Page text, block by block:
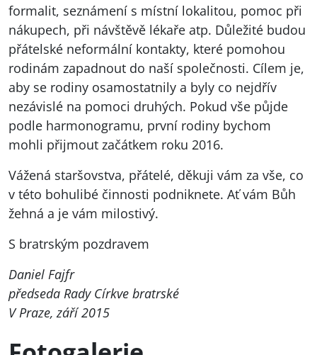
formalit, seznámení s místní lokalitou, pomoc při
nákupech, při návštěvě lékaře atp. Důležité budou
přátelské neformální kontakty, které pomohou
rodinám zapadnout do naší společnosti. Cílem je,
aby se rodiny osamostatnily a byly co nejdřív
nezávislé na pomoci druhých. Pokud vše půjde
podle harmonogramu, první rodiny bychom
mohli přijmout začátkem roku 2016.
Vážená staršovstva, přátelé, děkuji vám za vše, co
v této bohulibé činnosti podniknete. Ať vám Bůh
žehná a je vám milostivý.
S bratrským pozdravem
Daniel Fajfr
předseda Rady Církve bratrské
V Praze, září 2015